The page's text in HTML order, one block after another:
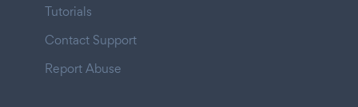
Tutorials
Contact Support
Report Abuse